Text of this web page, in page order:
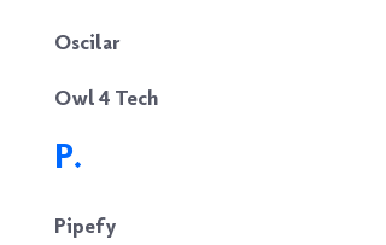
Oscilar
Owl 4 Tech
P.
Pipefy